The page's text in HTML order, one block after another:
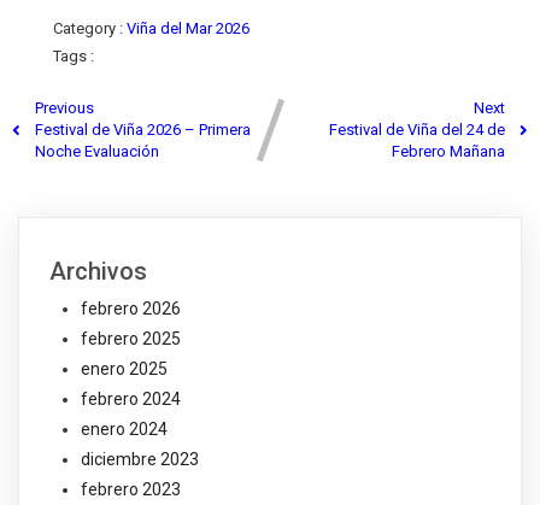
Category : Viña del Mar 2026
Tags :
Previous
Festival de Viña 2026 – Primera
Noche Evaluación
Next
Festival de Viña del 24 de
Febrero Mañana
Archivos
febrero 2026
febrero 2025
enero 2025
febrero 2024
enero 2024
diciembre 2023
febrero 2023